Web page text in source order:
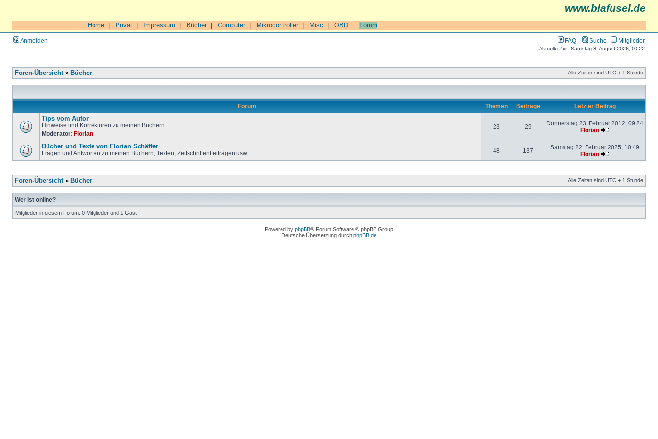
www.blafusel.de
Home Privat Impressum Bücher| Computer| Mikrocontroller| Misc OBD Forum
Anmelden FAQ Suche Mitglieder
Aktuelle Zeit: Samstag 8. August 2026, 00:22
Foren-Übersicht» Bücher Alle Zeiten sind UTC + 1 Stunde
Forum Themen Beiträge Letzter Beitrag
Tips vom Autor
Hinweise und Korrekturen zu meinen Büchern.
Moderator: Florian
23 29
Donnerstag 23. Februar 2012, 09:24
Florian
Bücher und Texte von Florian Schäffer
Fragen und Antworten zu meinen Büchern, Texten, Zeitschriftenbeiträgen usw. 48 137
Samstag 22. Februar 2025, 10:49
Florian
Foren-Übersicht» Bücher Alle Zeiten sind UTC + 1 Stunde
Wer ist online?
Mitglieder in diesem Forum: 0 Mitglieder und 1 Gast
Powered by phpBB® Forum Software © phpBB Group
Deutsche Übersetzung durch phpBB.de